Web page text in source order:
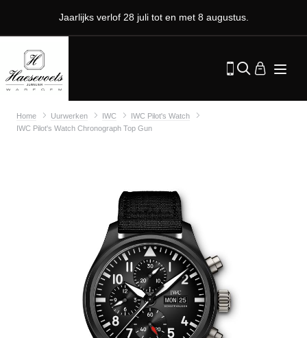
Jaarlijks verlof 28 juli tot en met 8 augustus.
Home Uurwerken IWC
IWC Pilot's Watch
IWC Pilot's Watch Chronograph Top Gun